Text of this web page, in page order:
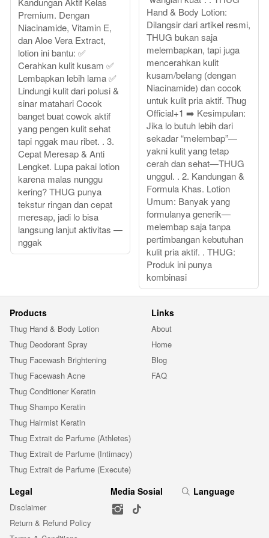
Premium. Dengan
Niacinamide, Vitamin E,
dan Aloe Vera Extract,
lotion ini bantu: ✅
Cerahkan kulit kusam ✅
Lembapkan lebih lama ✅
Lindungi kulit dari polusi &
sinar matahari Cocok
banget buat cowok aktif
yang pengen kulit sehat
tapi nggak mau ribet. . 3.
Cepat Meresap & Anti
Lengket. Lupa pakai lotion
karena malas nunggu
kering? THUG punya
tekstur ringan dan cepat
meresap, jadi lo bisa
langsung lanjut aktivitas —
nggak
Hand & Body Lotion:
Dilangsir dari artikel resmi,
THUG bukan saja
melembapkan, tapi juga
mencerahkan kulit
kusam/belang (dengan
Niacinamide) dan cocok
untuk kulit pria aktif. Thug
Official+1 ➡️ Kesimpulan:
Jika lo butuh lebih dari
sekadar “melembap”—
yakni kulit yang tetap
cerah dan sehat—THUG
unggul. . 2. Kandungan &
Formula Khas. Lotion
Umum: Banyak yang
formulanya generik—
melembap saja tanpa
pertimbangan kebutuhan
kulit pria aktif. . THUG:
Produk ini punya
kombinasi
Products
Thug Hand & Body Lotion
Thug Deodorant Spray
Thug Facewash Brightening
Thug Facewash Acne
Thug Conditioner Keratin
Thug Shampo Keratin
Thug Hairmist Keratin
Thug Extrait de Parfume (Athletes)
Thug Extrait de Parfume (Intimacy)
Thug Extrait de Parfume (Execute)
Links
About
Home
Blog
FAQ
Legal
Disclaimer
Return & Refund Policy
Media Sosial Language